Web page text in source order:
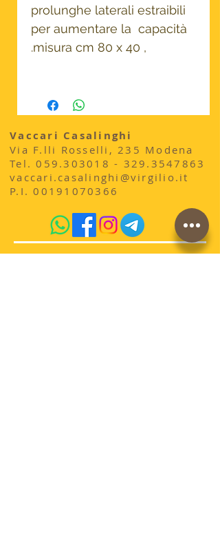
prolunghe laterali estraibili
per aumentare la capacità
.misura cm 80 x 40 ,
Vaccari Casalinghi
Via F.lli Rosselli, 235 Modena
​Tel.059.303018 - 329 .3547863
vaccari.casalinghi@virgilio.it
P.I.00191070366
acquista qui sul sito